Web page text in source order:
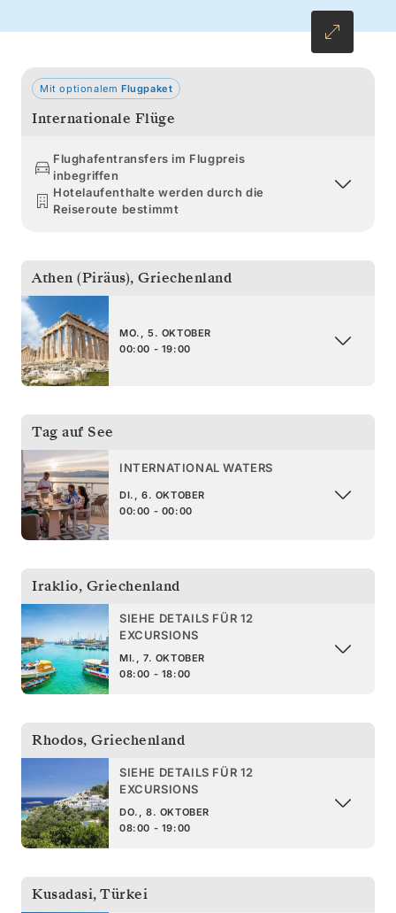
das romantische Nafplion bieten den perfekten
Ausgleich, bevor Sie nach Athen zurückkehren.
Mit optionalem Flugpaket
Internationale Flüge
Flughafentransfers im Flugpreis
inbegriffen
Hotelaufenthalte werden durch die
Reiseroute bestimmt
Athen (Piräus), Griechenland
MO., 5. OKTOBER
00:00 - 19:00
Tag auf See
INTERNATIONAL WATERS
DI., 6. OKTOBER
00:00 - 00:00
Iraklio, Griechenland
SIEHE DETAILS FÜR 12
EXCURSIONS
MI., 7. OKTOBER
08:00 - 18:00
Rhodos, Griechenland
SIEHE DETAILS FÜR 12
EXCURSIONS
DO., 8. OKTOBER
08:00 - 19:00
Kusadasi,Türkei